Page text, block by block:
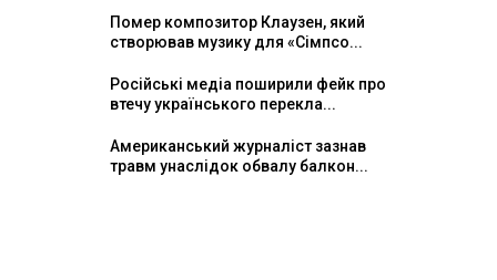
Помер композитор Клаузен, який
створював музику для «Сімпсо...
Російські медіа поширили фейк про
втечу українського перекла...
Американський журналіст зазнав
травм унаслідок обвалу балкон...